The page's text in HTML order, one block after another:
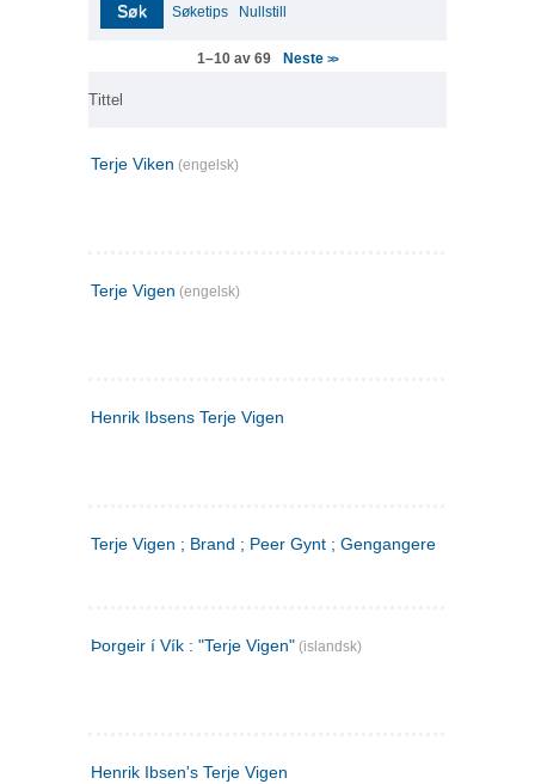
Søk Søketips Nullstill
1–10 av 69 Neste>>
Tittel
Terje Viken (engelsk)
Terje Vigen (engelsk)
Henrik Ibsens Terje Vigen
Terje Vigen ; Brand ; Peer Gynt ; Gengangere
Þorgeir í Vík : "Terje Vigen" (islandsk)
Henrik Ibsen's Terje Vigen